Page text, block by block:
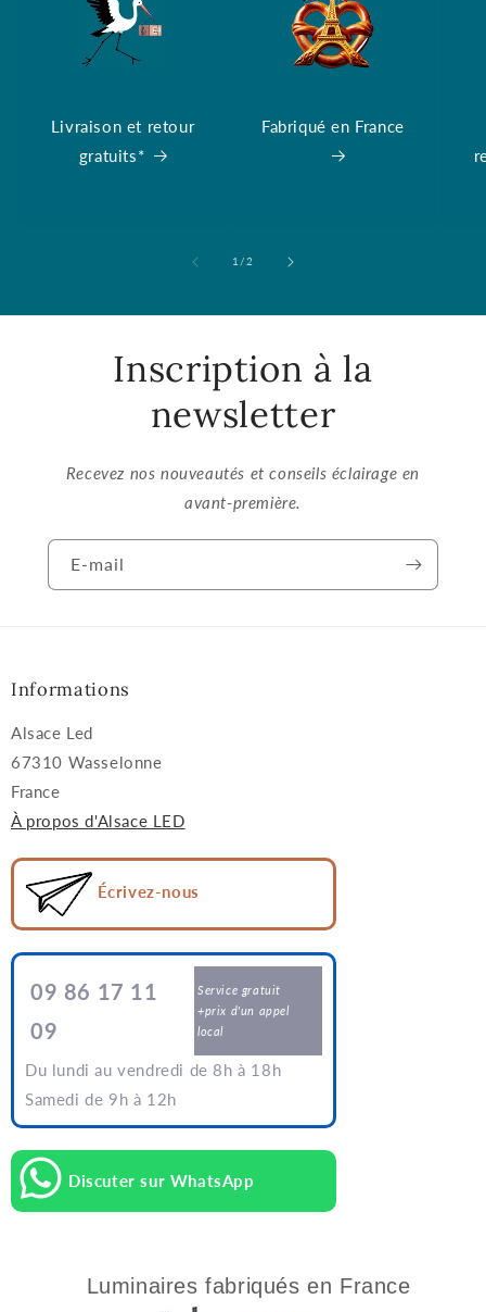
Livraison et retour
gratuits*
Fabriqué en France
1 /de
2
Inscription à la
newsletter
Recevez nos nouveautés et conseils éclairage en
avant-première.
E-mail
Informations
Alsace Led
67310 Wasselonne
France
À propos d'Alsace LED
Écrivez-nous
09 86 17 11
09
Service gratuit
+prix d'un appel
local
Du lundi au vendredi de 8h à 18h
Samedi de 9h à 12h
Discuter sur WhatsApp
Luminaires fabriqués en France